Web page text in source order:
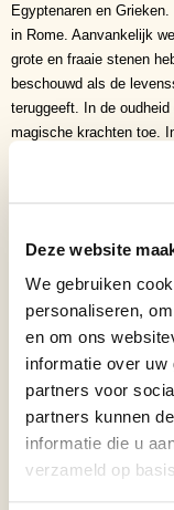
Deze website
We gebruiken
personaliseren,
en om ons
informatie over
partners voor
partners kunnen
informatie die u
verzameld op
Egyptenaren en
in Rome. Aanvankelijk
grote en fraaie stenen
beschouwd als de
teruggeeft. In de
magische krachten toe.
onderkend, al gaat het
er schatten zijn van
(Spreuken 3:15) en de
28 wordt robijn
plaatsen waar de
niet te vinden is. Wel
vertalingen onder
bij deze interpretatie
van het opstellen van
aangeschreven stond.
robijn is een van de
Edelstenen. Robijnen